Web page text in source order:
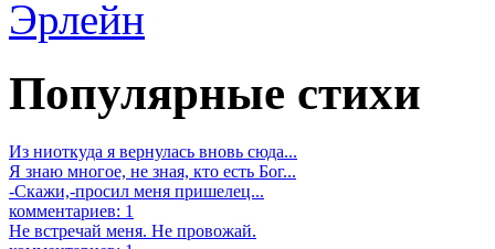
Эрлейн
Популярные стихи
Из ниоткуда я вернулась вновь сюда...
Я знаю многое, не зная, кто есть Бог...
-Скажи,-просил меня пришелец...
комментариев: 1
Не встречай меня. Не провожай.